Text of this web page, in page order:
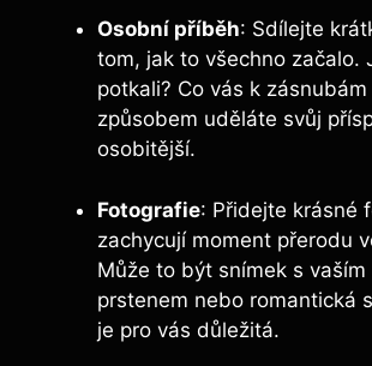
Osobní příběh: Sdílejte
tom, jak to všechno začalo.
potkali? Co vás k
způsobem uděláte svůj
osobitější.
Fotografie: Přidejte krásné
zachycují moment přerodu
Může to být snímek s vaším
prstenem nebo romantická
je pro vás důležitá.